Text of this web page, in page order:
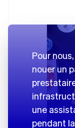
Pour
nouer un
une
pendant